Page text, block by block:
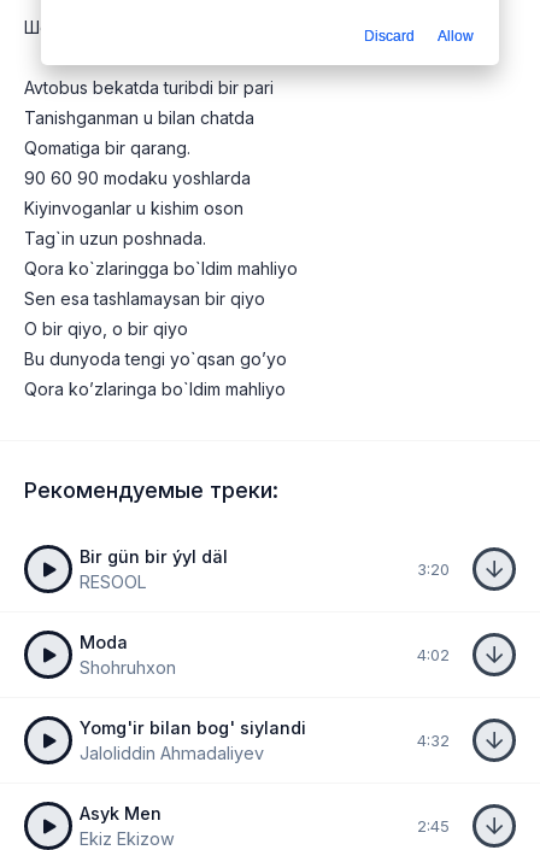
Шохруххон Автобус бекатда турипди бир пари
Avtobus bekatda turibdi bir pari
Tanishganman u bilan chatda
Qomatiga bir qarang.
90 60 90 modaku yoshlarda
Kiyinvoganlar u kishim oson
Tag`in uzun poshnada.
Qora ko`zlaringga bo`ldim mahliyo
Sen esa tashlamaysan bir qiyo
O bir qiyo, o bir qiyo
Bu dunyoda tengi yo`qsan go’yo
Qora ko’zlaringa bo`ldim mahliyo
Рекомендуемые треки:
Bir gün bir ýyl däl
RESOOL
3:20
Moda
Shohruhxon
4:02
Yomg'ir bilan bog' siylandi
Jaloliddin Ahmadaliyev
4:32
Asyk Men
Ekiz Ekizow
2:45
Discard Allow